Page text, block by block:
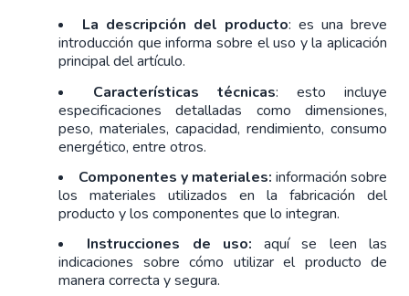
La descripción del producto: es una breve
introducción que informa sobre el uso y la aplicación
principal del artículo.
Características técnicas: esto incluye
especificaciones detalladas como dimensiones,
peso, materiales, capacidad, rendimiento, consumo
energético, entre otros.
Componentes y materiales: información sobre
los materiales utilizados en la fabricación del
producto y los componentes que lo integran.
Instrucciones de uso: aquí se leen las
indicaciones sobre cómo utilizar el producto de
manera correcta y segura.